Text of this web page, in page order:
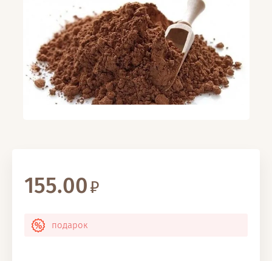
155.00
подарок